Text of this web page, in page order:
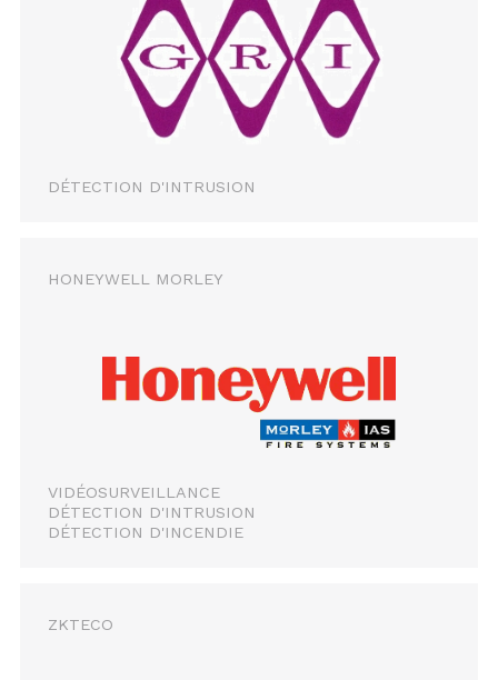
DÉTECTION D'INTRUSION
HONEYWELL MORLEY
VIDÉOSURVEILLANCE
DÉTECTION D'INTRUSION
DÉTECTION D'INCENDIE
ZKTECO